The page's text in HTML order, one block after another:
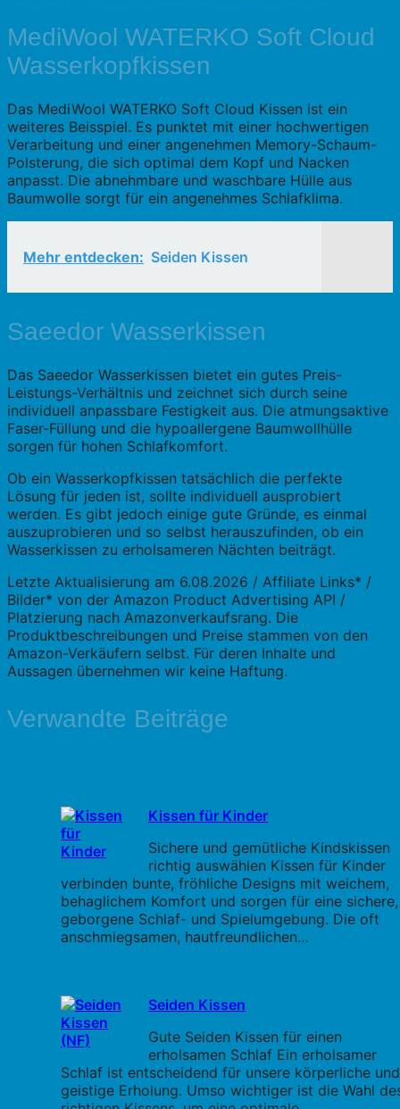
MediWool WATERKO Soft Cloud
Wasserkopfkissen
Das MediWool WATERKO Soft Cloud Kissen ist ein
weiteres Beisspiel. Es punktet mit einer hochwertigen
Verarbeitung und einer angenehmen Memory-Schaum-
Polsterung, die sich optimal dem Kopf und Nacken
anpasst. Die abnehmbare und waschbare Hülle aus
Baumwolle sorgt für ein angenehmes Schlafklima.
Mehr entdecken: Seiden Kissen
Saeedor Wasserkissen
Das Saeedor Wasserkissen bietet ein gutes Preis-
Leistungs-Verhältnis und zeichnet sich durch seine
individuell anpassbare Festigkeit aus. Die atmungsaktive
Faser-Füllung und die hypoallergene Baumwollhülle
sorgen für hohen Schlafkomfort.
Ob ein Wasserkopfkissen tatsächlich die perfekte
Lösung für jeden ist, sollte individuell ausprobiert
werden. Es gibt jedoch einige gute Gründe, es einmal
auszuprobieren und so selbst herauszufinden, ob ein
Wasserkissen zu erholsameren Nächten beiträgt.
Letzte Aktualisierung am 6.08.2026 / Affiliate Links* /
Bilder* von der Amazon Product Advertising API /
Platzierung nach Amazonverkaufsrang. Die
Produktbeschreibungen und Preise stammen von den
Amazon-Verkäufern selbst. Für deren Inhalte und
Aussagen übernehmen wir keine Haftung.
Verwandte Beiträge
Kissen für Kinder
Sichere und gemütliche Kindskissen
richtig auswählen Kissen für Kinder
verbinden bunte, fröhliche Designs mit weichem,
behaglichem Komfort und sorgen für eine sichere,
geborgene Schlaf- und Spielumgebung. Die oft
anschmiegsamen, hautfreundlichen…
Seiden Kissen
Gute Seiden Kissen für einen
erholsamen Schlaf Ein erholsamer
Schlaf ist entscheidend für unsere körperliche und
geistige Erholung. Umso wichtiger ist die Wahl